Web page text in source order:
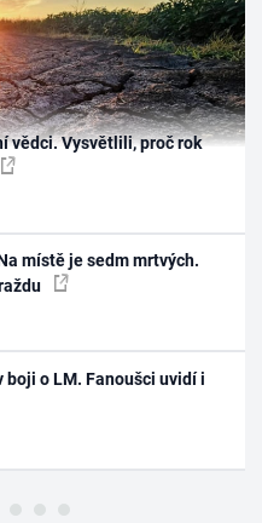
vědci. Vysvětlili, proč rok
místě je sedm mrtvých.
o LM. Fanoušci uvidí i